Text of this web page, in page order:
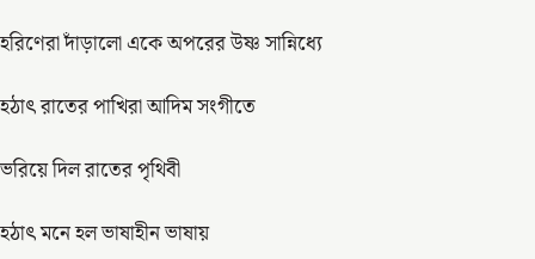
হরিণেরা দাঁড়ালো একে অপরের উষ্ণ সান্নিধ্যে
হঠাৎ রাতের পাখিরা আদিম সংগীতে
ভরিয়ে দিল রাতের পৃথিবী
হঠাৎ মনে হল ভাষাহীন ভাষায়